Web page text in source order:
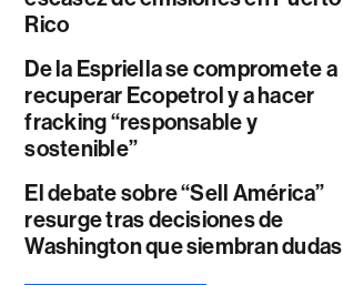
Rico
De la Espriella se compromete a
recuperar Ecopetrol y a hacer
fracking “responsable y
sostenible”
El debate sobre “Sell América”
resurge tras decisiones de
Washington que siembran dudas